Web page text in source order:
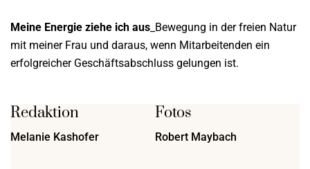
Meine Energie ziehe ich aus _Bewegung in der freien Natur
mit meiner Frau und daraus, wenn Mitarbeitenden ein
erfolgreicher Geschäftsabschluss gelungen ist.
Redaktion
Melanie Kashofer
Fotos
Robert Maybach